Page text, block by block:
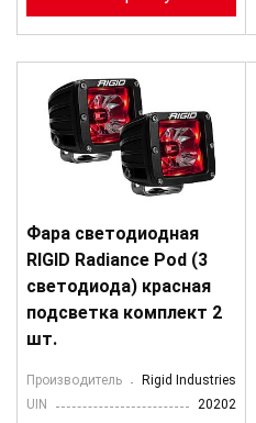
Фара светодиодная
RIGID Radiance Pod (3
светодиода) красная
подсветка комплект 2
шт.
Производитель
Rigid Industries
UIN
20202